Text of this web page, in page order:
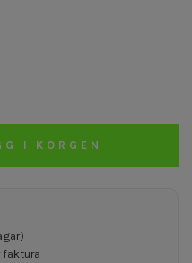
I KORGEN
faktura